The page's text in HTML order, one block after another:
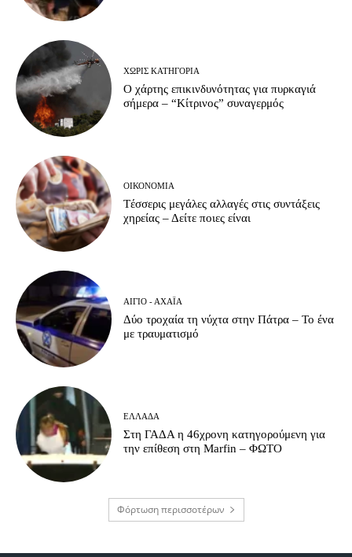
ΧΩΡΊΣ ΚΑΤΗΓΟΡΊΑ
Ο χάρτης επικινδυνότητας για πυρκαγιά
σήμερα – “Κίτρινος” συναγερμός
ΟΙΚΟΝΟΜΊΑ
Tέσσερις μεγάλες αλλαγές στις συντάξεις
χηρείας – Δείτε ποιες είναι
ΑΊΓΙΟ - ΑΧΑΪ́Α
Δύο τροχαία τη νύχτα στην Πάτρα – Το ένα
με τραυματισμό
ΕΛΛΆΔΑ
Στη ΓΑΔΑ η 46χρονη κατηγορούμενη για
την επίθεση στη Marfin – ΦΩΤΟ
Φόρτωση περισσοτέρων